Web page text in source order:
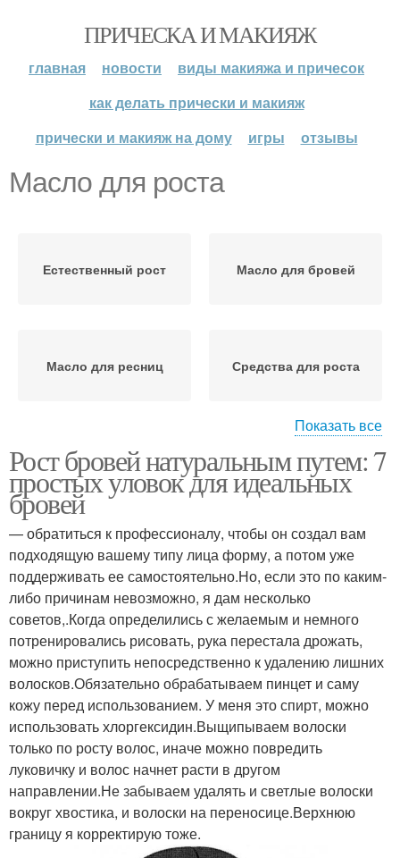
ПРИЧЕСКА И МАКИЯЖ
главная новости
виды макияжа и причесок
как делать прически и макияж
прически и макияж на дому
игры отзывы
Масло для роста
Естественный рост Масло для бровей
Масло для ресниц Средства для роста
Сыворотки для роста Кокосовое масло
Масло для волос
Маски из кокосового
масла
Масла для волос Репейное масло
Касторовое масло Масло на ресницах
Касторовые масла
Показать все
Рост бровей натуральным путем: 7
простых уловок для идеальных
бровей
— обратиться к профессионалу, чтобы он создал вам
подходящую вашему типу лица форму, а потом уже
поддерживать ее самостоятельно.Но, если это по каким-
либо причинам невозможно, я дам несколько
советов,.Когда определились с желаемым и немного
потренировались рисовать, рука перестала дрожать,
можно приступить непосредственно к удалению лишних
волосков.Обязательно обрабатываем пинцет и саму
кожу перед использованием. У меня это спирт, можно
использовать хлоргексидин.Выщипываем волоски
только по росту волос, иначе можно повредить
луковичку и волос начнет расти в другом
направлении.Не забываем удалять и светлые волоски
вокруг хвостика, и волоски на переносице.Верхнюю
границу я корректирую тоже.